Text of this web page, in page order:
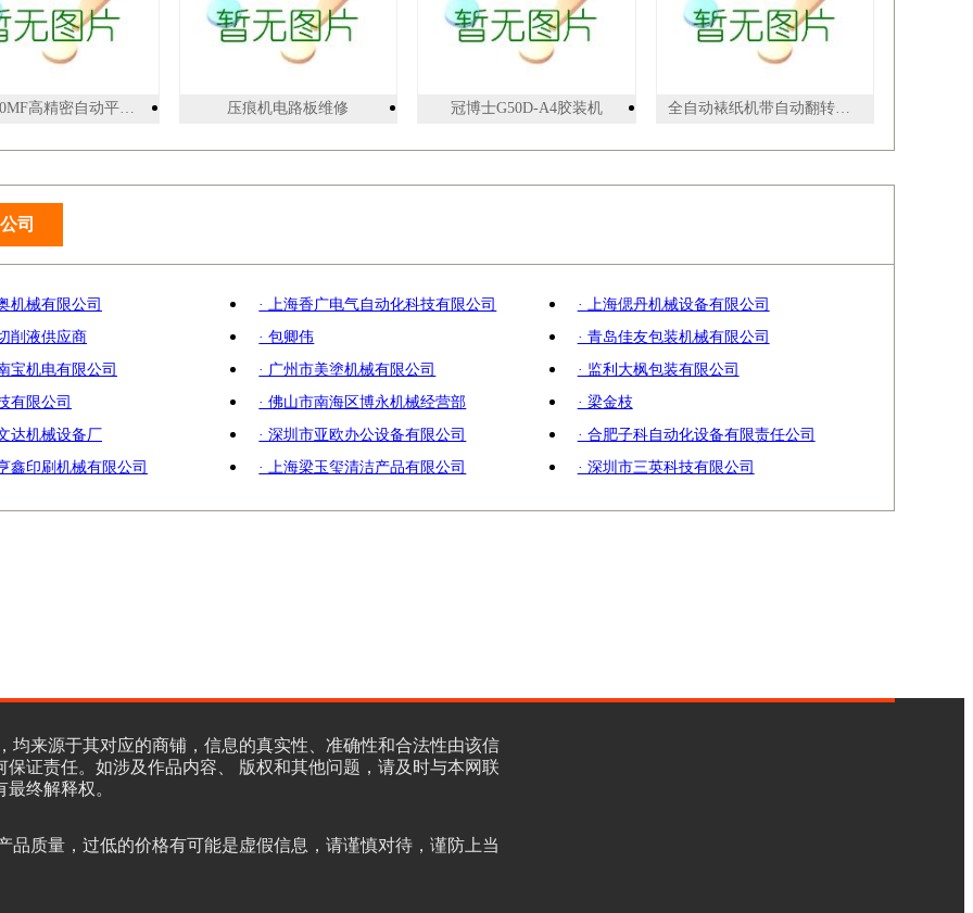
压痕机电路板维修 冠博士G50D-A4胶装机 全自动裱纸机带自动翻转收纸机
司
机械有限公司 · 上海香广电气自动化科技有限公司
· 上海偲丹机械设备有限公司
削液供应商
· 包卿伟
· 青岛佳友包装机械有限公司
宝机电有限公司
· 广州市美塗机械有限公司
· 监利大枫包装有限公司
有限公司
· 佛山市南海区博永机械经营部
· 梁金枝
达机械设备厂
· 深圳市亚欧办公设备有限公司
· 合肥子科自动化设备有限责任公司
鑫印刷机械有限公司
· 上海梁玉玺清洁产品有限公司 · 深圳市三英科技有限公司
来源于其对应的商铺，信息的真实性、准确性和合法性由该信
证责任。如涉及作品内容、 版权和其他问题，请及时与本网联
终解释权。
质量，过低的价格有可能是虚假信息，请谨慎对待，谨防上当